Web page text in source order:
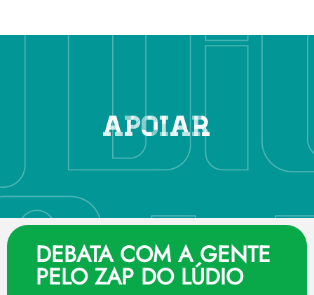
Apoiar
DEBATA COM A GENTE
PELO ZAP DO LÚDIO